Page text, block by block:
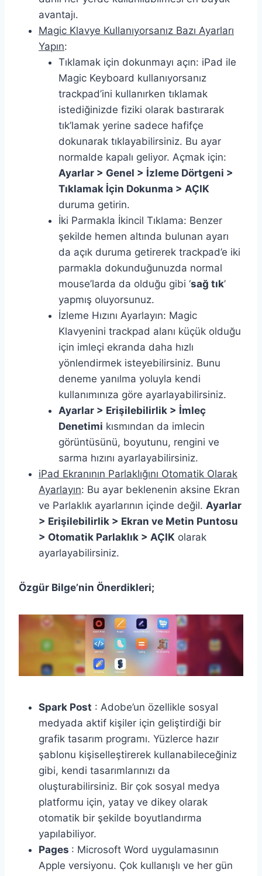
avantajı.
Magic Klavye Kullanıyorsanız Bazı Ayarları
Yapın:
Tıklamak için dokunmayı açın: iPad ile
Magic Keyboard kullanıyorsanız
trackpad’ini kullanırken tıklamak
istediğinizde fiziki olarak bastırarak
tık’lamak yerine sadece hafifçe
dokunarak tıklayabilirsiniz. Bu ayar
normalde kapalı geliyor. Açmak için:
Ayarlar > Genel > İzleme Dörtgeni >
Tıklamak İçin Dokunma > AÇIK
duruma getirin.
İki Parmakla İkincil Tıklama: Benzer
şekilde hemen altında bulunan ayarı
da açık duruma getirerek trackpad’e iki
parmakla dokunduğunuzda normal
mouse’larda da olduğu gibi ‘sağ tık’
yapmış oluyorsunuz.
İzleme Hızını Ayarlayın: Magic
Klavyenini trackpad alanı küçük olduğu
için imleçi ekranda daha hızlı
yönlendirmek isteyebilirsiniz. Bunu
deneme yanılma yoluyla kendi
kullanımınıza göre ayarlayabilirsiniz.
Ayarlar > Erişilebilirlik > İmleç
Denetimi kısmından da imlecin
görüntüsünü, boyutunu, rengini ve
sarma hızını ayarlayabilirsiniz.
iPad Ekranının Parlaklığını Otomatik Olarak
Ayarlayın: Bu ayar beklenenin aksine Ekran
ve Parlaklık ayarlarının içinde değil. Ayarlar
> Erişilebilirlik > Ekran ve Metin Puntosu
> Otomatik Parlaklık > AÇIK olarak
ayarlayabilirsiniz.
Özgür Bilge’nin Önerdikleri;
Spark Post : Adobe’un özellikle sosyal
medyada aktif kişiler için geliştirdiği bir
grafik tasarım programı. Yüzlerce hazır
şablonu kişiselleştirerek kullanabileceğiniz
gibi, kendi tasarımlarınızı da
oluşturabilirsiniz. Bir çok sosyal medya
platformu için, yatay ve dikey olarak
otomatik bir şekilde boyutlandırma
yapılabiliyor.
Pages : Microsoft Word uygulamasının
Apple versiyonu. Çok kullanışlı ve her gün